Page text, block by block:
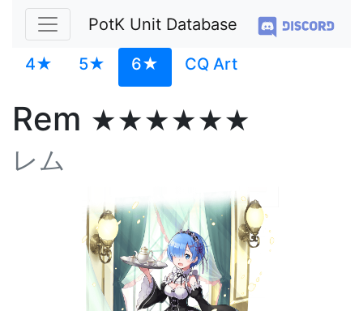
PotK Unit Database
4★ 5★ 6★ CQ Art
Rem ★★★★★★
レム